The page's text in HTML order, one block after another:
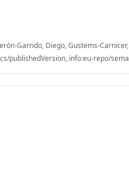
Garrido, Diego, Gustems-
publishedVersion, info:eu-repo/